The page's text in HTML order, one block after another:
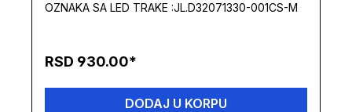
OZNAKA SA LED TRAKE :JL.D32071330-001CS-M
RSD 930.00*
DODAJ U KORPU